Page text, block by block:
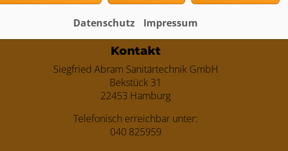
Kontakt
Siegfried Abram Sanitärtechnik GmbH
Bekstück 31
22453 Hamburg
Telefonisch erreichbar unter:
040 825959
Datenschutz Impressum